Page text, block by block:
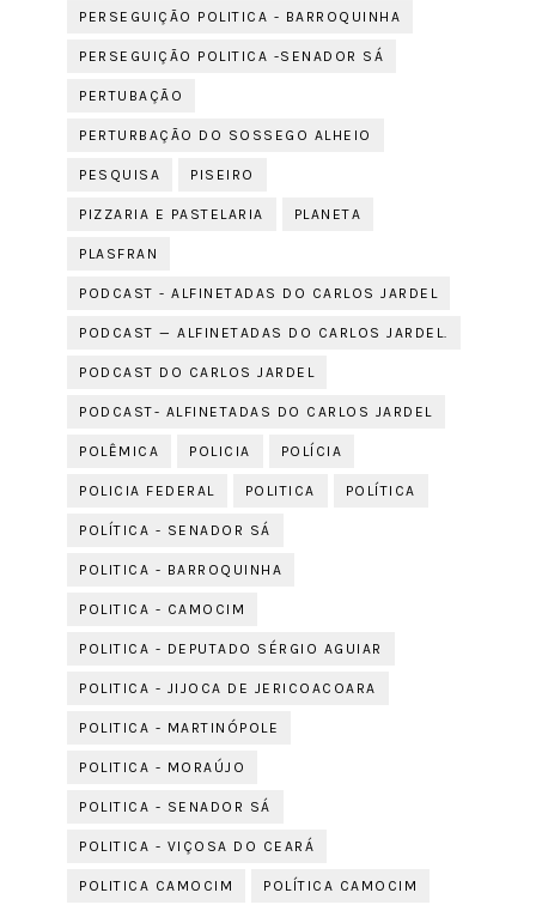
PERSEGUIÇÃO POLITICA - BARROQUINHA
PERSEGUIÇÃO POLITICA -SENADOR SÁ
PERTUBAÇÃO
PERTURBAÇÃO DO SOSSEGO ALHEIO
PESQUISA PISEIRO
PIZZARIA E PASTELARIA PLANETA
PLASFRAN
PODCAST - ALFINETADAS DO CARLOS JARDEL
PODCAST — ALFINETADAS DO CARLOS JARDEL.
PODCAST DO CARLOS JARDEL
PODCAST- ALFINETADAS DO CARLOS JARDEL
POLÊMICA POLICIA POLÍCIA
POLICIA FEDERAL POLITICA POLÍTICA
POLÍTICA - SENADOR SÁ
POLITICA - BARROQUINHA
POLITICA - CAMOCIM
POLITICA - DEPUTADO SÉRGIO AGUIAR
POLITICA - JIJOCA DE JERICOACOARA
POLITICA - MARTINÓPOLE
POLITICA - MORAÚJO
POLITICA - SENADOR SÁ
POLITICA - VIÇOSA DO CEARÁ
POLITICA CAMOCIM POLÍTICA CAMOCIM